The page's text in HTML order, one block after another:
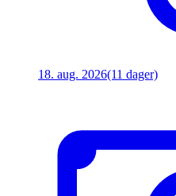
18. aug. 2026(11 dager)